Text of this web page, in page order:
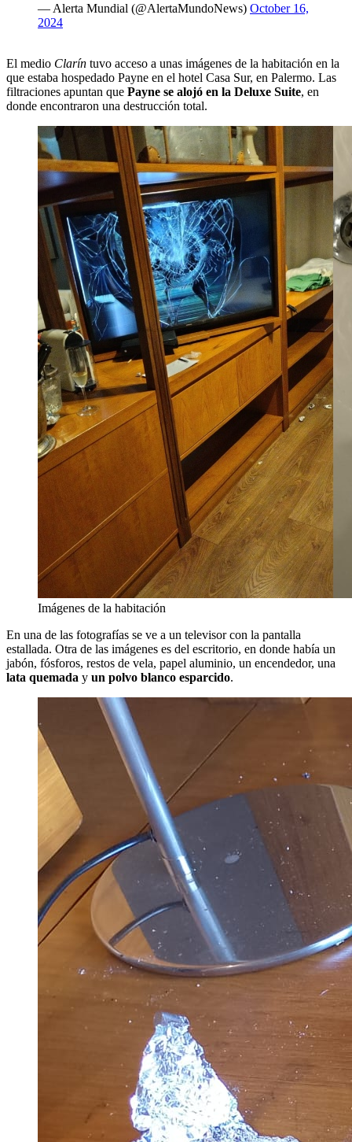
— Alerta Mundial (@AlertaMundoNews) October 16,
2024
El medio Clarín tuvo acceso a unas imágenes de la habitación en la
que estaba hospedado Payne en el hotel Casa Sur, en Palermo. Las
filtraciones apuntan que Payne se alojó en la Deluxe Suite, en
donde encontraron una destrucción total.
Imágenes de la habitación
En una de las fotografías se ve a un televisor con la pantalla
estallada. Otra de las imágenes es del escritorio, en donde había un
jabón, fósforos, restos de vela, papel aluminio, un encendedor, una
lata quemada y un polvo blanco esparcido.